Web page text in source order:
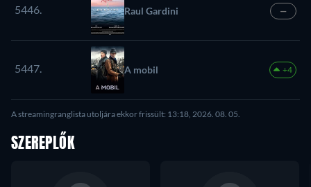
5446. Raul Gardini —
5447. A mobil +4
A streamingranglista utoljára ekkor frissült: 13:18, 2026. 08. 05.
SZEREPLŐK